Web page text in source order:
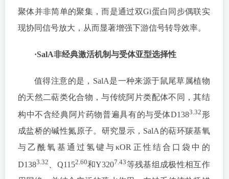
聚体并非简单的聚集，而是通过双Gi蛋白同步偶联实
现协同信号放大，从而显著增强下游信号转导效率。
·SalA非经典激活机制与受体亚型选择性
值得注意的是，SalA是一种来源于鼠尾草属植物
的天然二萜类化合物，与传统阿片类配体不同，其结
构中不含经典阿片药物普遍具有的与受体D1383.32形
成盐桥的碱性氮原子。研究显示，SalA的萜环羰基氧
与乙酰氧基通过氢键与κOR正性结合口袋中的
D1383.32 、Q1152.60和Y3207.43等残基组成极性相互作